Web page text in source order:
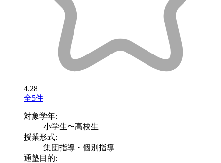
4.28
全5件
対象学年:
小学生〜高校生
授業形式:
集団指導・個別指導
通塾目的: